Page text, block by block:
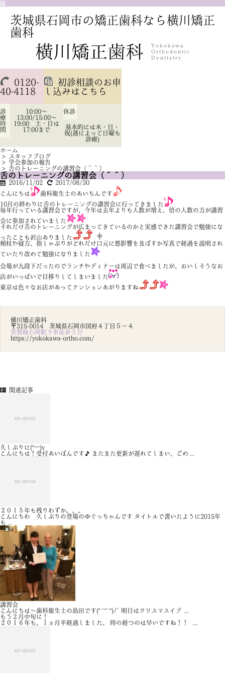
茨城県石岡市の矯正歯科なら横川矯正
歯科
0120-
40-4118
初診相談のお申
し込みはこちら
診
療
時
間
10:00～
13:00/15:00～
19:00 土・日は
17:00まで
休診
基本的には木・日・
祝(週によって日曜も
診療)
ホーム
>
スタッフブログ
> 学会参加の報告
> 舌のトレーニングの講習会（＾＾）
舌のトレーニングの講習会（＾＾）
2016/11/02
2017/08/30
こんにちは
歯科衛生士のあいちんです
10月の終わりに舌のトレーニングの講習会に行ってきました
毎年行っている講習会ですが、今年は去年よりも人数が増え、倍の人数の方が講習
会に参加されていました
それだけ舌のトレーニングが広まってきているのかと実感できた講習会で勉強にな
ったことも沢山ありました
頬杖や寝方、指しゃぶりがどれだけ口元に悪影響を及ぼすか写真で経過を説明され
ていたり改めて勉強になりました
会場が九段下だったのでランチやディナーは周辺で食べましたが、おいしそうなお
店がいっぱいで目移りしてしまいました
東京は色々なお店があってテンションあがりますね
横川矯正歯科
〒315-0014 茨城県石岡市国府４丁目５－４
常磐線石岡駅下車徒歩３分
https://yokokawa-ortho.com/
関連記事
久しぶりに(*^^)v
こんにちは！受付あいぼんです🎵 またまた更新が遅れてしまい、ごめ ...
２０１５年も残りわずか。。。
こんにちわ 久しぶりの登場のゆぐっちゃんです タイトルで書いたように2015年
も ...
講習会
こんにちは〜歯科衛生士の島田です(*˙︶˙*)ﾉﾞ 明日はクリスマスイブ ...
もう２月中旬に！
２０１６年も、１ヵ月半経過しました。 時の経つのは早いですね！！ ...